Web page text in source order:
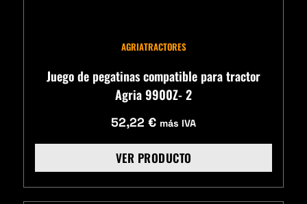
AGRIATRACTORES
Juego de pegatinas compatible para tractor
Agria 9900Z- 2
52,22 € más IVA
VER PRODUCTO